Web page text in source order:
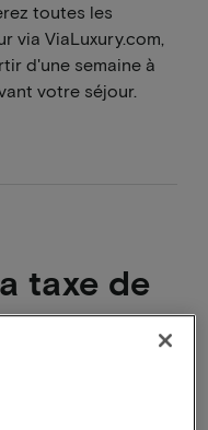
toutes les
via ViaLuxury.com,
d'une semaine à
votre séjour.
taxe de